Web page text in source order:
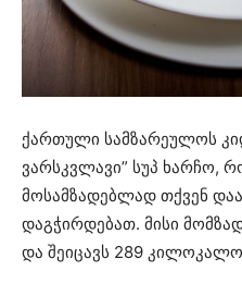
ქართული სამზარეულოს
ვარსკვლავი” სუპ ხარჩო,
მოსამზადებლად თქვენ
დაგჭირდებათ. მისი
და შეიცავს 289